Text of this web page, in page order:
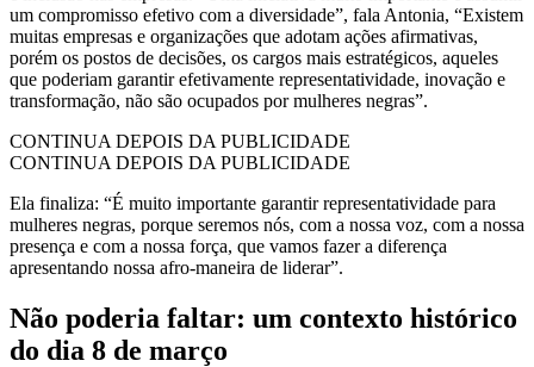
um compromisso efetivo com a diversidade”, fala Antonia, “Existem
muitas empresas e organizações que adotam ações afirmativas,
porém os postos de decisões, os cargos mais estratégicos, aqueles
que poderiam garantir efetivamente representatividade, inovação e
transformação, não são ocupados por mulheres negras”.
CONTINUA DEPOIS DA PUBLICIDADE
CONTINUA DEPOIS DA PUBLICIDADE
Ela finaliza: “É muito importante garantir representatividade para
mulheres negras, porque seremos nós, com a nossa voz, com a nossa
presença e com a nossa força, que vamos fazer a diferença
apresentando nossa afro-maneira de liderar”.
Não poderia faltar: um contexto histórico
do dia 8 de março